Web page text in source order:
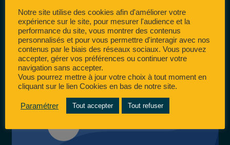
Notre site utilise des cookies afin d'améliorer votre
expérience sur le site, pour mesurer l'audience et la
performance du site, vous montrer des contenus
personnalisés et pour vous permettre d'interagir avec nos
contenus par le biais des réseaux sociaux. Vous pouvez
accepter, gérer vos préférences ou continuer votre
navigation sans accepter.
Vous pourrez mettre à jour votre choix à tout moment en
cliquant sur le lien Cookies en bas de notre site.
Paramétrer Tout accepter Tout refuser